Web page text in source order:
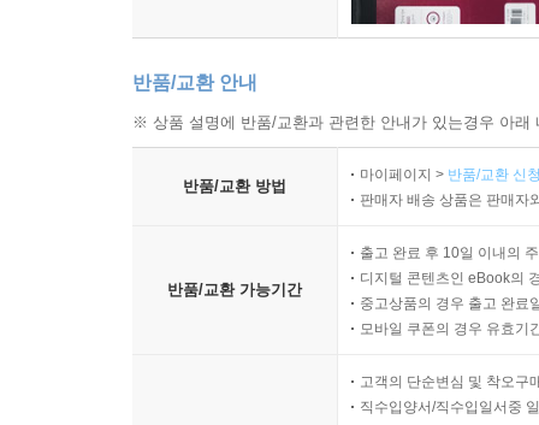
반품/교환 안내
※ 상품 설명에 반품/교환과 관련한 안내가 있는경우 아
반품/교환 방법
마이페이지 > 반품/교환 신
판매자 배송 상품은 판매자
반품/교환 가능기간
출고 완료 후 10일 이내의
디지털 콘텐츠인 eBook의
중고상품의 경우 출고 완료
모바일 쿠폰의 경우 유효기
고객의 단순변심 및 착오구
직수입양서/직수입일서중